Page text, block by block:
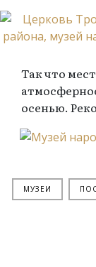
Так что
осенью.
МУЗЕИ